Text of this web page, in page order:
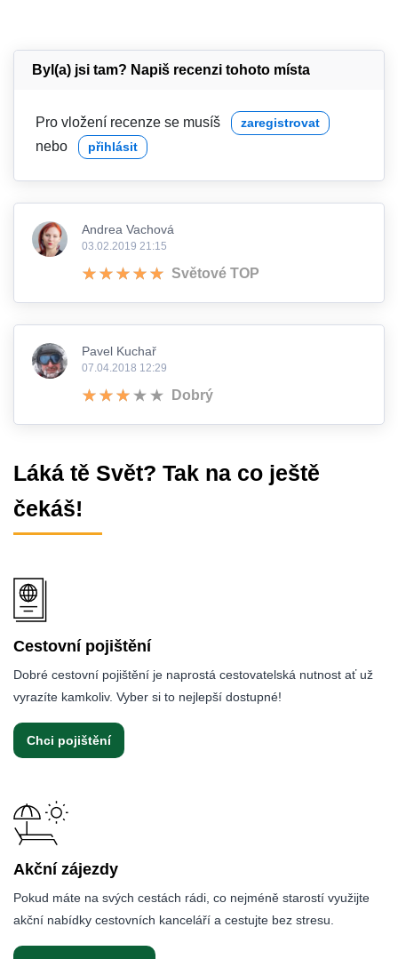
Byl(a) jsi tam? Napiš recenzi tohoto místa
Pro vložení recenze se musíš zaregistrovat
nebo přihlásit
Andrea Vachová
03.02.2019 21:15
Světové TOP
Pavel Kuchař
07.04.2018 12:29
Dobrý
Láká tě Svět? Tak na co ještě
čekáš!
Cestovní pojištění
Dobré cestovní pojištění je naprostá cestovatelská nutnost ať už
vyrazíte kamkoliv. Vyber si to nejlepší dostupné!
Chci pojištění
Akční zájezdy
Pokud máte na svých cestách rádi, co nejméně starostí využijte
akční nabídky cestovních kanceláří a cestujte bez stresu.